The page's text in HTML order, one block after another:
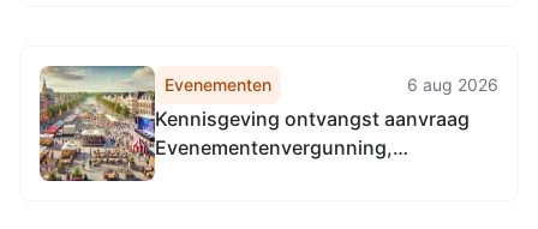
Evenementen 6 aug 2026
Kennisgeving ontvangst aanvraag
Evenementenvergunning,